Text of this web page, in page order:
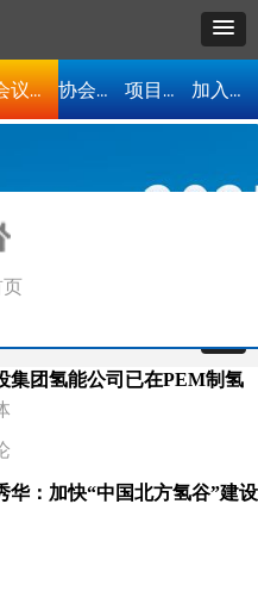
会议活动 协会动态 项目合作 加入协会
页
集团氢能公司已在PEM制氢
得了巨大突破
华：加快“中国北方氢谷”建设
长极
动